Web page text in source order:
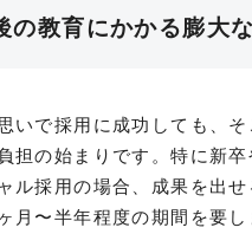
の教育にかかる膨大
いで採用に成功しても、そ
担の始まりです。特に新卒
ル採用の場合、成果を出せ
月〜半年程度の期間を要し